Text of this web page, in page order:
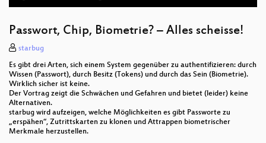
Blitzdiagnosen
Einführung ins NLP
Medical imaging for dummies
DNSSEC
Coronary bypass at the heart of the Intertubes,
Passwort, Chip, Biometrie? – Alles scheisse!
starbug
Es gibt drei Arten, sich einem System gegenüber zu authentifizieren: durch
Wissen (Passwort), durch Besitz (Tokens) und durch das Sein (Biometrie).
Wirklich sicher ist keine.
Der Vortrag zeigt die Schwächen und Gefahren und bietet (leider) keine
Alternativen.
starbug wird aufzeigen, welche Möglichkeiten es gibt Passworte zu
„erspähen“, Zutrittskarten zu klonen und Attrappen biometrischer
Merkmale herzustellen.